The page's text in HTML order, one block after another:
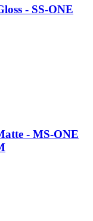
- SS-ONE
- MS-ONE